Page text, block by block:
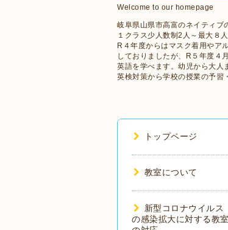
Welcome to our homepage
岐阜県山県市高富のネイティブ
１クラス少人数制2人～最大８
R４年度からはマスク着用やア
しておりましたが、R５年度４
英語を学べます。幼児から大人
英検対策から学校の授業の予習
トップページ
教室について
新型コロナウイルス
の感染拡大に対する教室